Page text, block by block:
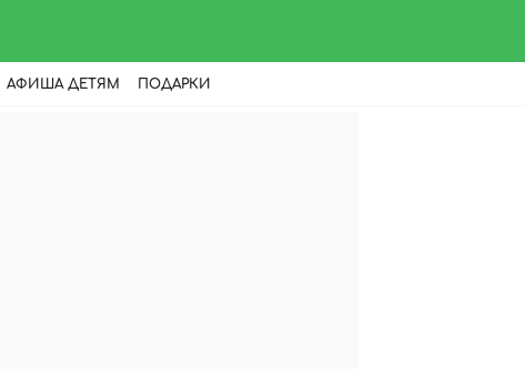
АФИША ДЕТЯМ ПОДАРКИ